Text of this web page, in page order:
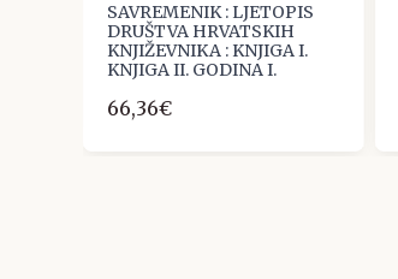
SAVREMENIK : LJETOPIS
DRUŠTVA HRVATSKIH
KNJIŽEVNIKA : KNJIGA I.
KNJIGA II. GODINA I.
66,36€